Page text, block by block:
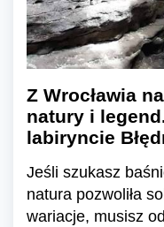
Z Wrocławia
natury i
labiryncie
Jeśli szukasz
natura pozwoliła
wariacje, musisz